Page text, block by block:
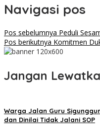
Navigasi pos
Pos sebelumnya Peduli
Pos berikutnya Komitmen
Jangan
Warga Jalan Guru
dan Dinilai Tidak Jalani SOP